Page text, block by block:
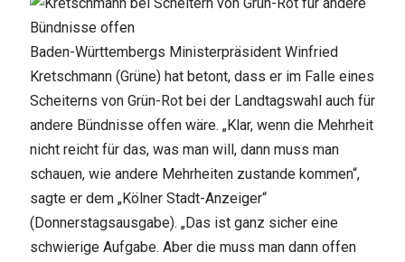
Baden-Württembergs Ministerpräsident Winfried
Kretschmann (Grüne) hat betont, dass er im Falle eines
Scheiterns von Grün-Rot bei der Landtagswahl auch für
andere Bündnisse offen wäre. „Klar, wenn die Mehrheit
nicht reicht für das, was man will, dann muss man
schauen, wie andere Mehrheiten zustande kommen“,
sagte er dem „Kölner Stadt-Anzeiger“
(Donnerstagsausgabe). „Das ist ganz sicher eine
schwierige Aufgabe. Aber die muss man dann offen